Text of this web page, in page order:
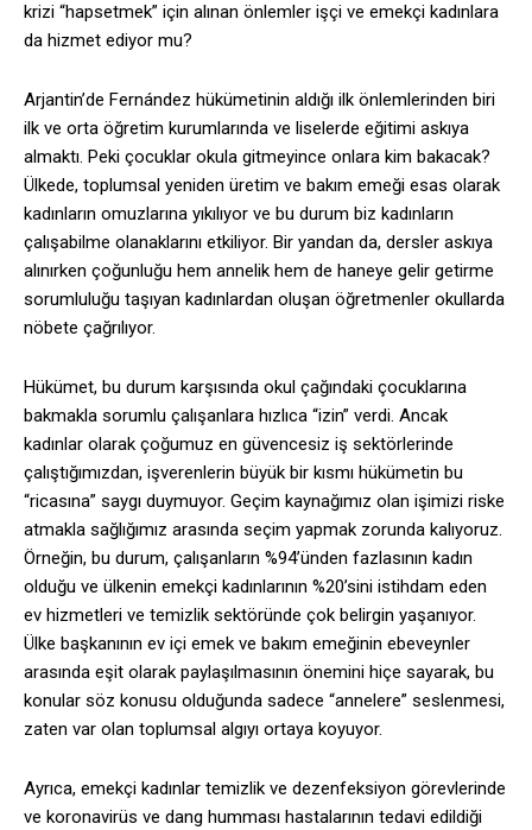
krizi “hapsetmek” için alınan önlemler işçi ve emekçi kadınlara
da hizmet ediyor mu?
Arjantin’de Fernández hükümetinin aldığı ilk önlemlerinden biri
ilk ve orta öğretim kurumlarında ve liselerde eğitimi askıya
almaktı. Peki çocuklar okula gitmeyince onlara kim bakacak?
Ülkede, toplumsal yeniden üretim ve bakım emeği esas olarak
kadınların omuzlarına yıkılıyor ve bu durum biz kadınların
çalışabilme olanaklarını etkiliyor. Bir yandan da, dersler askıya
alınırken çoğunluğu hem annelik hem de haneye gelir getirme
sorumluluğu taşıyan kadınlardan oluşan öğretmenler okullarda
nöbete çağrılıyor.
Hükümet, bu durum karşısında okul çağındaki çocuklarına
bakmakla sorumlu çalışanlara hızlıca “izin” verdi. Ancak
kadınlar olarak çoğumuz en güvencesiz iş sektörlerinde
çalıştığımızdan, işverenlerin büyük bir kısmı hükümetin bu
“ricasına” saygı duymuyor. Geçim kaynağımız olan işimizi riske
atmakla sağlığımız arasında seçim yapmak zorunda kalıyoruz.
Örneğin, bu durum, çalışanların %94’ünden fazlasının kadın
olduğu ve ülkenin emekçi kadınlarının %20’sini istihdam eden
ev hizmetleri ve temizlik sektöründe çok belirgin yaşanıyor.
Ülke başkanının ev içi emek ve bakım emeğinin ebeveynler
arasında eşit olarak paylaşılmasının önemini hiçe sayarak, bu
konular söz konusu olduğunda sadece “annelere” seslenmesi,
zaten var olan toplumsal algıyı ortaya koyuyor.
Ayrıca, emekçi kadınlar temizlik ve dezenfeksiyon görevlerinde
ve koronavirüs ve dang humması hastalarının tedavi edildiği